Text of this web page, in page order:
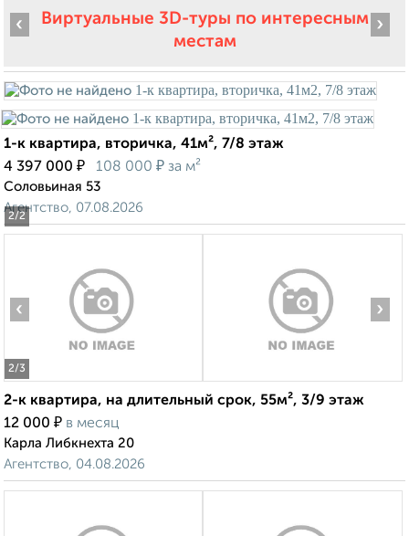
Виртуальные 3D-туры по интересным
местам
2/2
‹ ›
1-к квартира, вторичка, 41м², 7/8 этаж
4 397 000 ₽ 108 000 ₽ за м²
Соловьиная 53
Агентство, 07.08.2026
2/3
‹ ›
2-к квартира, на длительный срок, 55м², 3/9 этаж
12 000 ₽ в месяц
Карла Либкнехта 20
Агентство, 04.08.2026